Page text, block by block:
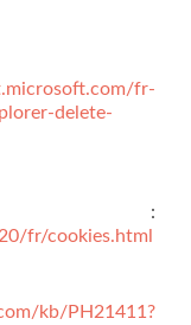
fr-
delete-
:
fr/cookies.html
kb/PH21411?